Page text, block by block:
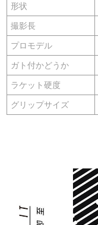
形状
撮影長
プロモデル
ガト付かどうか
ラケット硬度
グリップサイズ